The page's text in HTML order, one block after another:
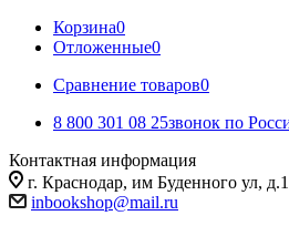
Корзина0
Отложенные0
Сравнение товаров0
8 800 301 08 25звонок по
Контактная информация
г. Краснодар, им Буденного ул,
inbookshop@mail.ru